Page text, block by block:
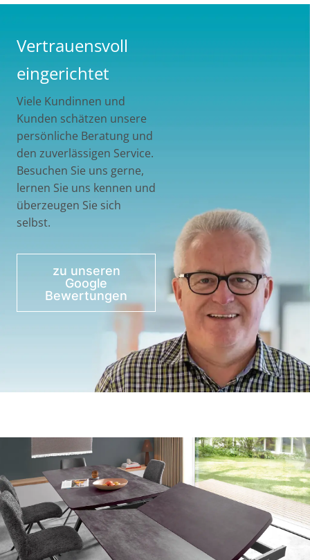
Vertrauensvoll
eingerichtet
Viele Kundinnen und
Kunden schätzen unsere
persönliche Beratung und
den zuverlässigen Service.
Besuchen Sie uns gerne,
lernen Sie uns kennen und
überzeugen Sie sich
selbst.
zu unseren
Google
Bewertungen